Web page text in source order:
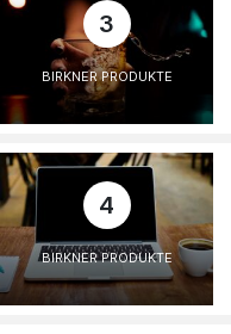
3
BIRKNER PRODUKTE
4
BIRKNER PRODUKTE